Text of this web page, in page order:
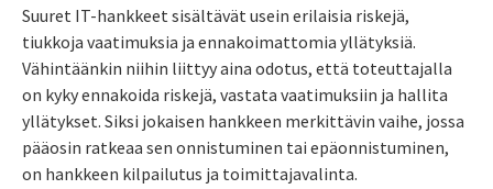
Suuret IT-hankkeet sisältävät usein erilaisia riskejä,
tiukkoja vaatimuksia ja ennakoimattomia yllätyksiä.
Vähintäänkin niihin liittyy aina odotus, että toteuttajalla
on kyky ennakoida riskejä, vastata vaatimuksiin ja hallita
yllätykset. Siksi jokaisen hankkeen merkittävin vaihe, jossa
pääosin ratkeaa sen onnistuminen tai epäonnistuminen,
on hankkeen kilpailutus ja toimittajavalinta.